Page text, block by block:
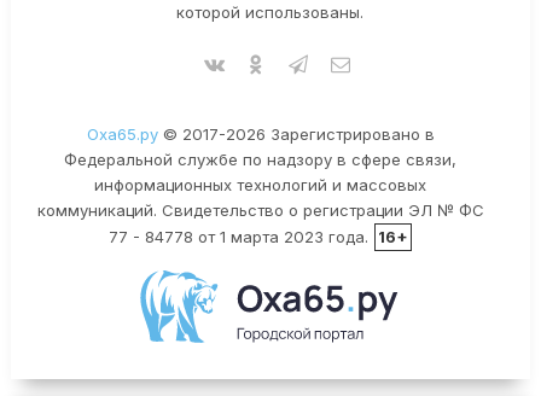
которой использованы.
Оха65.ру© 2017-2026 Зарегистрировано в
Федеральной службе по надзору в сфере связи,
информационных технологий и массовых
коммуникаций. Свидетельство о регистрации ЭЛ № ФС
77 - 84778 от 1 марта 2023 года.
16+